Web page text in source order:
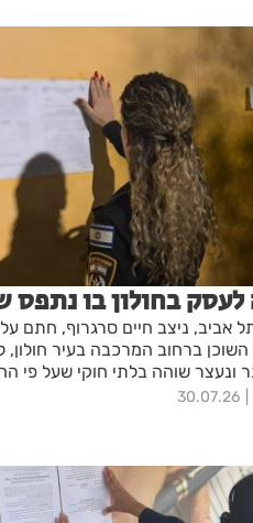
לעסק בחולון בו
אביב, ניצב חיים סרגרוף, חתם
ברחוב המרכבה בעיר חולון,
ונעצר שוהה בלתי חוקי שעל פי
30.07.26